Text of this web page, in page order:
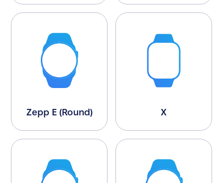
Zepp E (Round) X